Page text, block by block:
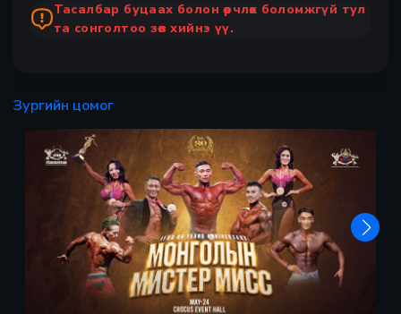
Тасалбар буцаах болон өөрчлөх боломжгүй тул
та сонголтоо зөв хийнэ үү.
Зургийн цомог